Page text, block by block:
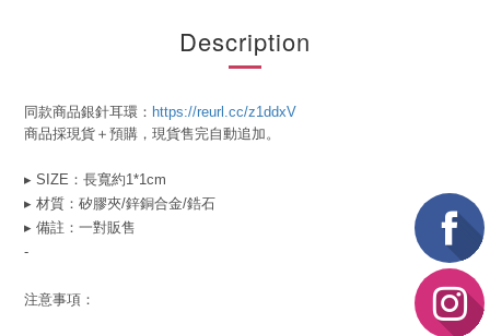
Description
同款商品銀針耳環： https://reurl.cc/z1ddxV
商品採現貨＋預購，現貨售完自動追加。
▸ SIZE：長寬約1*1cm
▸ 材質： 矽膠夾/鋅銅合金/鋯石
▸ 備註：一對販售
-
注意事項：